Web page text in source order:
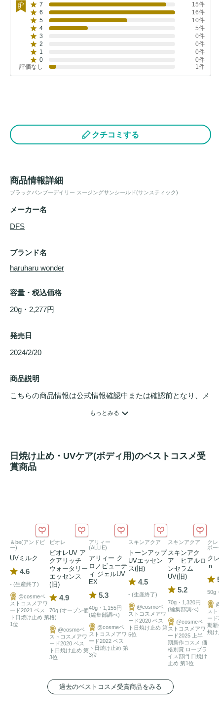
7
15件
6
16件
5
10件
4
5件
3
0件
2
0件
1
0件
0
0件
評価なし
1件
クチコミする
商品情報詳細
ブラックバンブーデイリー スージングサンシールド(サンスティック)
メーカー名
DFS
ブランド名
haruharu wonder
容量・税込価格
20g・2,277円
発売日
2024/2/20
商品説明
こちらの商品情報は公式情報確認中または確認前となり、メ
マット化して携帯するのに最高のベスティです！
革新的な'エアーフェンス'技術により、製品に超微細半透明
し、栄養と抗酸化保護を提供し、エクトインとベタインは肌
を保護し、保湿します。 ナイアシンアミドとアデノシンは
お肌に美しい輝きを与え、テクスチャーと小じわを最小限に
抑えます。
もっとみる
日焼け止め・UVケア(ボディ用)のベストコスメ受
賞商品
＆be(アンドビ
ー)
UVミルク
4.6
- (生産終了)
@cosmeベ
ストコスメアワ
ード2021 ベス
ト日焼け止め 第
1位
ビオレ
ビオレUV ア
クアリッチ
ウォータリー
エッセンス
(旧)
4.9
70g (オープン価
格)
@cosmeベ
ストコスメアワ
ード2020 ベス
ト日焼け止め 第
3位
アリィー
(ALLIE)
アリィー ク
ロノビューテ
ィ ジェルUV
EX
5.3
40g・1,155円
(編集部調べ)
@cosmeベ
ストコスメアワ
ード2022 ベス
ト日焼け止め 第
3位
スキンアクア
トーンアップ
UVエッセン
ス(旧)
4.5
- (生産終了)
@cosmeベ
ストコスメアワ
ード2020 ベス
ト日焼け止め 第
5位
スキンアクア
スキンアク
ア ヒアルロ
ンセラム
UV(旧)
5.2
70g・1,320円
(編集部調べ)
@cosmeベ
ストコスメアワ
ード2025 上半
期新作コスメ 価
格別賞 ロープラ
イス部門 日焼け
止め 第1位
クレ
ボー
ク
ｎ
50g
スト
ード
期新
焼け
過去のベストコスメ受賞商品をみる